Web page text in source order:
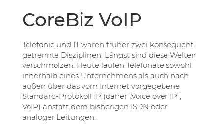
CoreBiz VoIP
Telefonie und IT waren früher zwei konsequent
getrennte Disziplinen. Längst sind diese Welten
verschmolzen: Heute laufen Telefonate sowohl
innerhalb eines Unternehmens als auch nach
außen über das vom Internet vorgegebene
Standard-Protokoll IP (daher „Voice over IP“,
VoIP) anstatt dem bisherigen ISDN oder
analoger Leitungen.